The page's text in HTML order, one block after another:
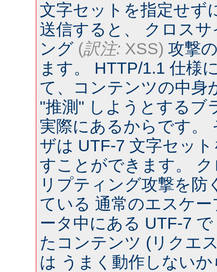
文字セットを指定せず
送信すると、 クロス
ング (訳注: XSS) 攻撃
ます。 HTTP/1.1 仕様
て、コンテンツの中身
"推測" しようとするブ
実際にあるからです。
ザは UTF-7 文字セッ
すことができます。
リプティング攻撃を防
ている 通常のエスケ
ータ中にある UTF-7
たコンテンツ (リクエ
は うまく動作しない